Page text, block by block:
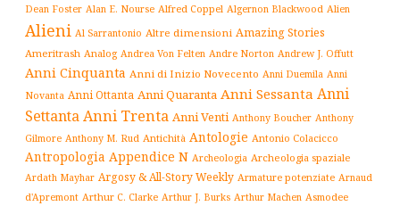
Dean Foster Alan E. Nourse Alfred Coppel Algernon Blackwood Alien
Alieni Al Sarrantonio Altre dimensioni Amazing Stories
Ameritrash Analog Andrea Von Felten Andre Norton Andrew J. Offutt
Anni Cinquanta Anni di Inizio Novecento Anni Duemila Anni
Novanta Anni Ottanta Anni Quaranta Anni Sessanta Anni
SettantaAnni Trenta Anni Venti Anthony Boucher Anthony
Gilmore Anthony M. Rud Antichità Antologie Antonio Colacicco
Antropologia Appendice N Archeologia Archeologia spaziale
Ardath Mayhar Argosy & All-Story Weekly Armature potenziate Arnaud
d'Apremont Arthur C. Clarke Arthur J. Burks Arthur Machen Asmodee